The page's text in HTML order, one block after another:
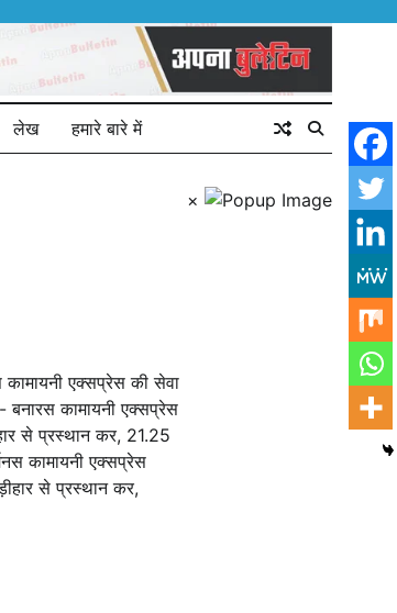
लेख हमारे बारे में
कामायनी एक्सप्रेस की सेवा
बनारस कामायनी एक्सप्रेस
से प्रस्थान कर, 21.25
कामायनी एक्सप्रेस
से प्रस्थान कर,
×